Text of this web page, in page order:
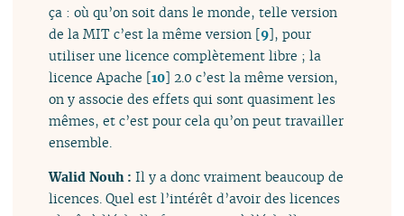
ça : où qu’on soit dans le monde, telle version
de la MIT c’est la même version [9], pour
utiliser une licence complètement libre ; la
licence Apache [10] 2.0 c’est la même version,
on y associe des effets qui sont quasiment les
mêmes, et c’est pour cela qu’on peut travailler
ensemble.
Walid Nouh :Il y a donc vraiment beaucoup de
licences. Quel est l’intérêt d’avoir des licences